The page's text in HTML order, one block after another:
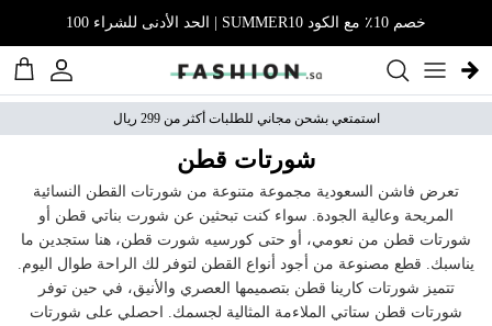
خصم 10٪ مع الكود SUMMER10 | الحد الأدنى للشراء 100
الحساب
استمتعي بشحن مجاني للطلبات أكثر من 299 ريال
شورتات قطن
تعرض فاشن السعودية مجموعة متنوعة من شورتات القطن النسائية
المريحة وعالية الجودة. سواء كنت تبحثين عن شورت بناتي قطن أو
شورتات قطن من نعومي، أو حتى كورسيه شورت قطن، هنا ستجدين ما
يناسبك. قطع مصنوعة من أجود أنواع القطن لتوفر لك الراحة طوال اليوم.
تتميز شورتات كارينا قطن بتصميمها العصري والأنيق، في حين توفر
شورتات قطن ستاتي الملاءمة المثالية لجسمك. احصلي على شورتات